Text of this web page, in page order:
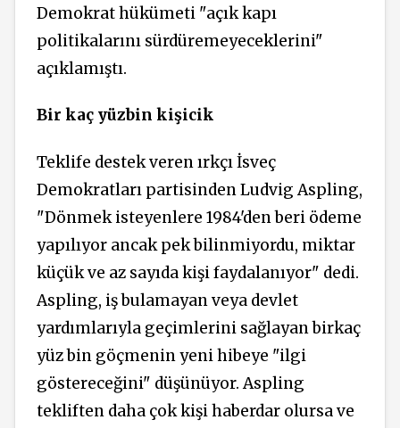
Demokrat hükümeti "açık kapı
politikalarını sürdüremeyeceklerini"
açıklamıştı.
Bir kaç yüzbin kişicik
Teklife destek veren ırkçı İsveç
Demokratları partisinden Ludvig Aspling,
"Dönmek isteyenlere 1984'den beri ödeme
yapılıyor ancak pek bilinmiyordu, miktar
küçük ve az sayıda kişi faydalanıyor" dedi.
Aspling, iş bulamayan veya devlet
yardımlarıyla geçimlerini sağlayan birkaç
yüz bin göçmenin yeni hibeye "ilgi
göstereceğini" düşünüyor. Aspling
tekliften daha çok kişi haberdar olursa ve